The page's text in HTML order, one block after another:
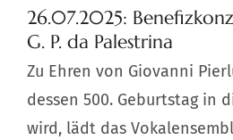
Spiritualität
Schwester werden
Aktuelles
grösseres
Bild
26.07.2025:
G. P. da Palestrina
Zu Ehren von Giovanni
dessen 500. Geburtstag in
wird, lädt das